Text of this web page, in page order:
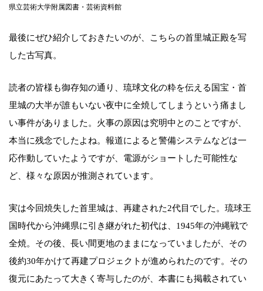
県立芸術大学附属図書・芸術資料館
最後にぜひ紹介しておきたいのが、こちらの首里城正殿を写
した古写真。
読者の皆様も御存知の通り、琉球文化の粋を伝える国宝・首
里城の大半が誰もいない夜中に全焼してしまうという痛まし
い事件がありました。火事の原因は究明中とのことですが、
本当に残念でしたよね。報道によると警備システムなどは一
応作動していたようですが、電源がショートした可能性な
ど、様々な原因が推測されています。
実は今回焼失した首里城は、再建された2代目でした。琉球王
国時代から沖縄県に引き継がれた初代は、1945年の沖縄戦で
全焼。その後、長い間更地のままになっていましたが、その
後約30年かけて再建プロジェクトが進められたのです。その
復元にあたって大きく寄与したのが、本書にも掲載されてい